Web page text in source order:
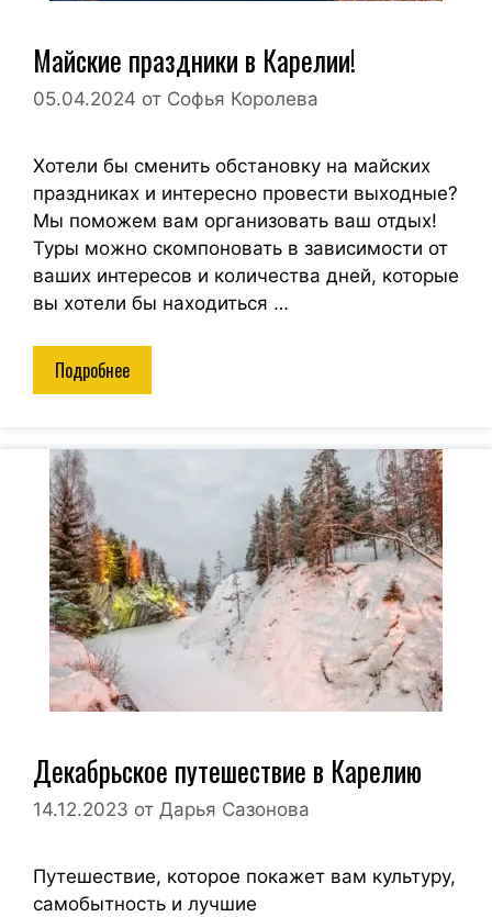
Майские праздники в Карелии!
05.04.2024 от Софья Королева
Хотели бы сменить обстановку на майских
праздниках и интересно провести выходные?
Мы поможем вам организовать ваш отдых!
Туры можно скомпоновать в зависимости от
ваших интересов и количества дней, которые
вы хотели бы находиться …
Подробнее
Декабрьское путешествие в Карелию
14.12.2023 от Дарья Сазонова
Путешествие, которое покажет вам культуру,
самобытность и лучшие